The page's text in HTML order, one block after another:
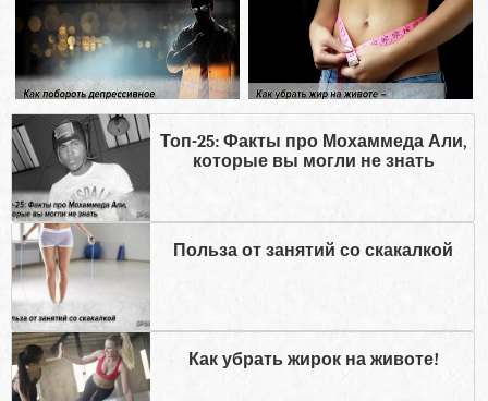
Топ-25: Факты про Мохаммеда Али,
которые вы могли не знать
Польза от занятий со скакалкой
Как убрать жирок на животе!